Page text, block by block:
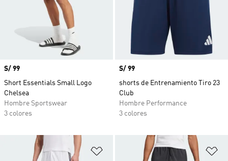
Precio
S/ 99
Short Essentials Small Logo
Chelsea
Hombre Sportswear
3 colores
Precio
S/ 99
shorts de Entrenamiento Tiro 23
Club
Hombre Performance
3 colores
Añadir a la lista de deseos